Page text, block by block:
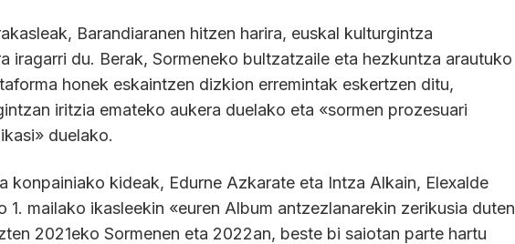
Barandiaranen hitzen harira, euskal kulturgintza
iragarri du. Berak, Sormeneko bultzatzaile eta hezkuntza arautuko
honek eskaintzen dizkion erremintak eskertzen ditu,
iritzia emateko aukera duelako eta «sormen prozesuari
duelako.
konpainiako kideak, Edurne Azkarate eta Intza Alkain, Elexalde
1. mailako ikasleekin «euren Album antzezlanarekin zerikusia duten
2021eko Sormenen eta 2022an, beste bi saiotan parte hartu